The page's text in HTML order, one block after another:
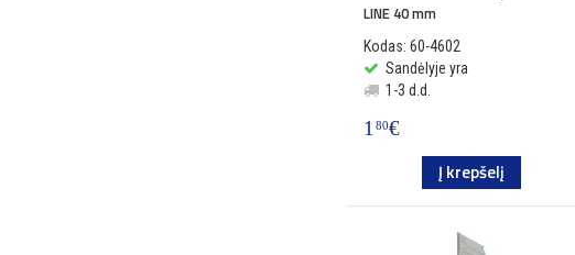
LINE 40 mm
Kodas: 60-4602
Sandėlyje yra
1-3 d.d.
180€
Į krepšelį